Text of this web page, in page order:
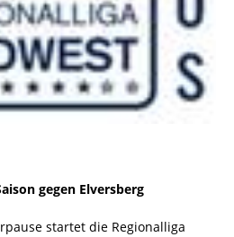
gegen Elversberg
startet die Regionalliga